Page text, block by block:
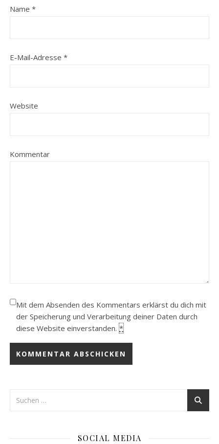
Name *
E-Mail-Adresse *
Website
Kommentar
Mit dem Absenden des Kommentars erklärst du dich mit
der Speicherung und Verarbeitung deiner Daten durch
diese Website einverstanden. *
SOCIAL MEDIA